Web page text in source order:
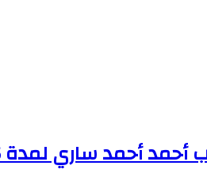
أحمد ساري لمدة 6 أشهر